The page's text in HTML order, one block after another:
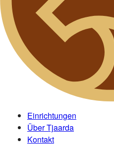
Einrichtungen
Über Tjaarda
Kontakt